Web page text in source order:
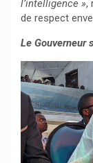
l’intelligence »,
de respect
Le Gouverneur